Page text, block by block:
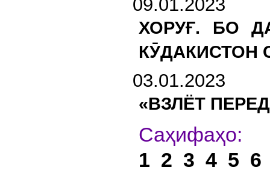
09.01.2023
ХОРУҒ. БО
КӮДАКИСТОН
03.01.2023
«ВЗЛЁТ
1 2 3 4 5 6